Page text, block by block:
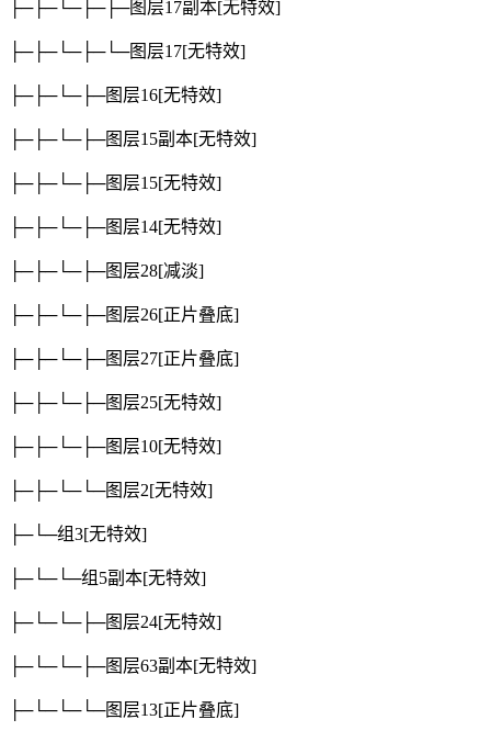
├─├─└─├─├─图层17副本[无特效]
├─├─└─├─└─图层17[无特效]
├─├─└─├─图层16[无特效]
├─├─└─├─图层15副本[无特效]
├─├─└─├─图层15[无特效]
├─├─└─├─图层14[无特效]
├─├─└─├─图层28[减淡]
├─├─└─├─图层26[正片叠底]
├─├─└─├─图层27[正片叠底]
├─├─└─├─图层25[无特效]
├─├─└─├─图层10[无特效]
├─├─└─└─图层2[无特效]
├─└─组3[无特效]
├─└─└─组5副本[无特效]
├─└─└─├─图层24[无特效]
├─└─└─├─图层63副本[无特效]
├─└─└─└─图层13[正片叠底]